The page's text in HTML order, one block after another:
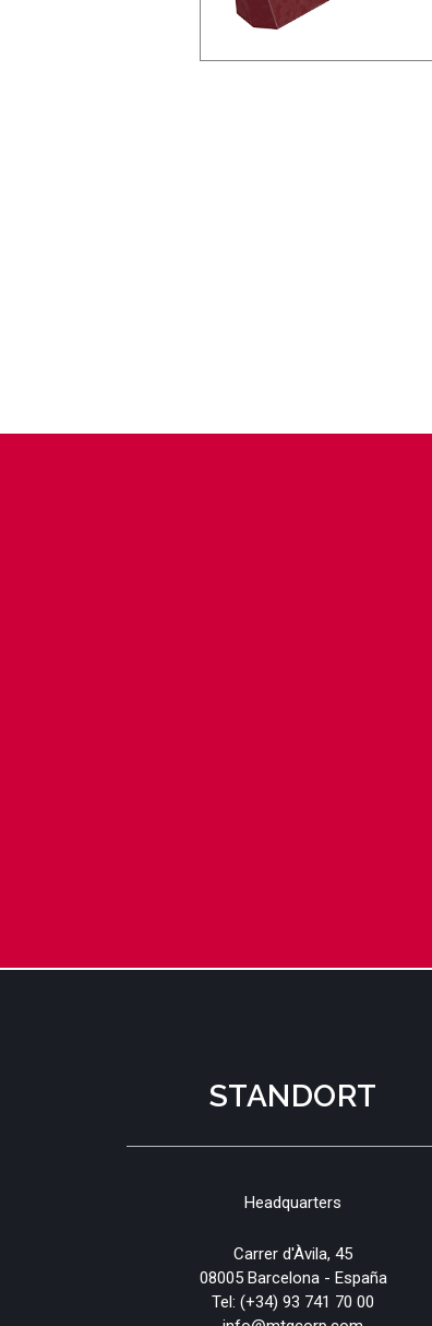
STANDORT
Headquarters
Carrer d'Àvila, 45
08005 Barcelona - España
Tel:(+34) 93 741 70 00